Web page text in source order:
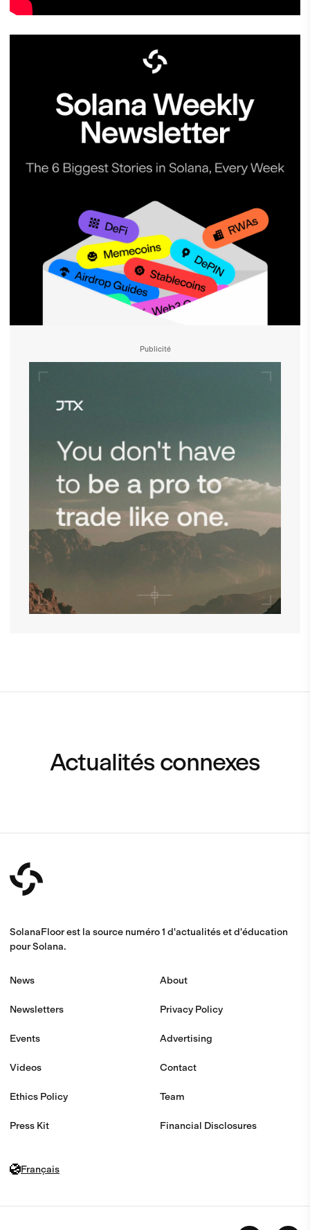
Publicité
Actualités connexes
SolanaFloor est la source numéro 1 d'actualités et d'éducation
pour Solana.
News
Newsletters
Events
Videos
Ethics Policy
Press Kit
About
Privacy Policy
Advertising
Contact
Team
Financial Disclosures
Français